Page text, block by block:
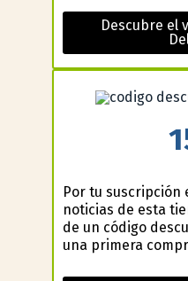
Descubre el
Por tu suscripción
noticias de esta
de un código
una primera